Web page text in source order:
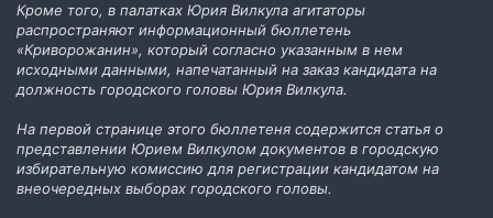
Кроме того, в палатках Юрия Вилкула агитаторы
распространяют информационный бюллетень
«Криворожанин», который согласно указанным в нем
исходными данными, напечатанный на заказ кандидата на
должность городского головы Юрия Вилкула.
На первой странице этого бюллетеня содержится статья о
представлении Юрием Вилкулом документов в городскую
избирательную комиссию для регистрации кандидатом на
внеочередных выборах городского головы.